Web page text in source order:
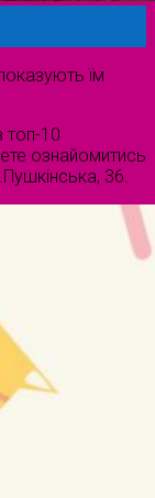
їм
топ-10
ознайомитись
36.